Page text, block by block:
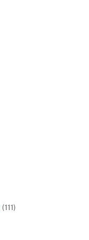
(111)